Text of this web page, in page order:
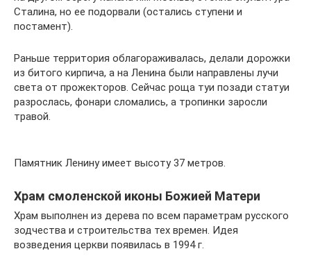
Сталина, но ее подорвали (остались ступени и
постамент).
Раньше территория облагораживалась, делали дорожки
из битого кирпича, а на Ленина были направлены лучи
света от прожекторов. Сейчас роща туи позади статуи
разрослась, фонари сломались, а тропинки заросли
травой.
Памятник Ленину имеет высоту 37 метров.
Храм смоленской иконы Божией Матери
Храм выполнен из дерева по всем параметрам русского
зодчества и строительства тех времен. Идея
возведения церкви появилась в 1994 г.